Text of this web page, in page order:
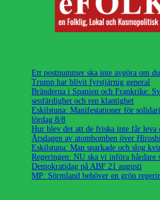
Ett postnummer ska inte avgöra om
Trump har blivit fyrstjärnig general
Bränderna i Spanien och Frankrike:
senfärdighet och ren klantighet
Eskilstuna: Manifestationer för
lördag 8/8
Hur blev det att de friska inte får leva
Årsdagen av atombomben över
Eskilstuna: Man sparkade och slog
Regeringen: NU ska vi införa hårdare
Demokratidag på ABF 21 augusti
MP: Sörmland behöver en grön